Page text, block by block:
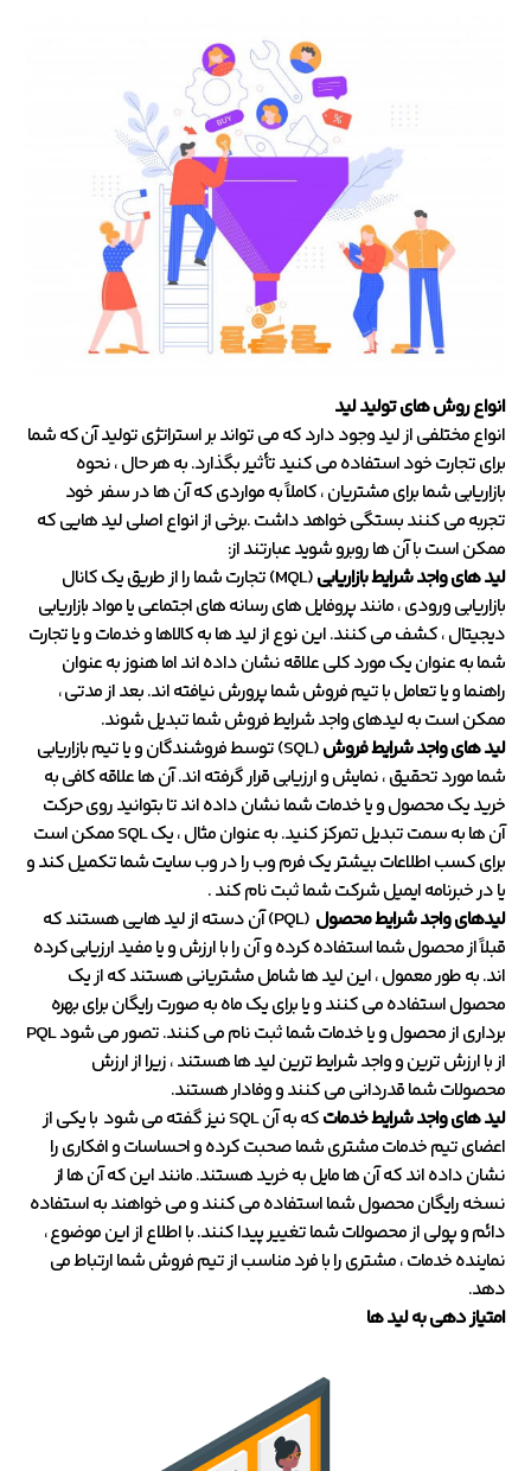
انواع روش های تولید لید
انواع مختلفی از لید وجود دارد که می تواند بر استراتژی تولید آن که شما
برای تجارت خود استفاده می کنید تأثیر بگذارد. به هر حال ، نحوه
بازاریابی شما برای مشتریان ، کاملاً به مواردی که آن ها در سفر خود
تجربه می کنند بستگی خواهد داشت .برخی از انواع اصلی لید هایی که
ممکن است با آن ها روبرو شوید عبارتند از:
لید های واجد شرایط بازاریابی
(MQL) تجارت شما را از طریق یک کانال
بازاریابی ورودی ، مانند پروفایل های رسانه های اجتماعی یا مواد بازاریابی
دیجیتال ، کشف می کنند. این نوع از لید ها به کالاها و خدمات و یا تجارت
شما به عنوان یک مورد کلی علاقه نشان داده اند اما هنوز به عنوان
راهنما و یا تعامل با تیم فروش شما پرورش نیافته اند. بعد از مدتی ،
ممکن است به لیدهای واجد شرایط فروش شما تبدیل شوند.
لید های واجد شرایط فروش
(SQL) توسط فروشندگان و یا تیم بازاریابی
شما مورد تحقیق ، نمایش و ارزیابی قرار گرفته اند. آن ها علاقه کافی به
خرید یک محصول و یا خدمات شما نشان داده اند تا بتوانید روی حرکت
آن ها به سمت تبدیل تمرکز کنید. به عنوان مثال ، یک SQL ممکن است
برای کسب اطلاعات بیشتر یک فرم وب را در وب سایت شما تکمیل کند و
یا در خبرنامه ایمیل شرکت شما ثبت نام کند .
لیدهای واجد شرایط محصول
(PQL) آن دسته از لید هایی هستند که
قبلاً از محصول شما استفاده کرده و آن را با ارزش و یا مفید ارزیابی کرده
اند. به طور معمول ، این لید ها شامل مشتریانی هستند که از یک
محصول استفاده می کنند و یا برای یک ماه به صورت رایگان برای بهره
برداری از محصول و یا خدمات شما ثبت نام می کنند. تصور می شود PQL
از با ارزش ترین و واجد شرایط ترین لید ها هستند ، زیرا از ارزش
محصولات شما قدردانی می کنند و وفادار هستند.
لید های واجد شرایط خدمات
که به آن SQL نیز گفته می شود با یکی از
اعضای تیم خدمات مشتری شما صحبت کرده و احساسات و افکاری را
نشان داده اند که آن ها مایل به خرید هستند. مانند این که آن ها از
نسخه رایگان محصول شما استفاده می کنند و می خواهند به استفاده
دائم و پولی از محصولات شما تغییر پیدا کنند. با اطلاع از این موضوع ،
نماینده خدمات ، مشتری را با فرد مناسب از تیم فروش شما ارتباط می
دهد.
امتیاز دهی به لید ها